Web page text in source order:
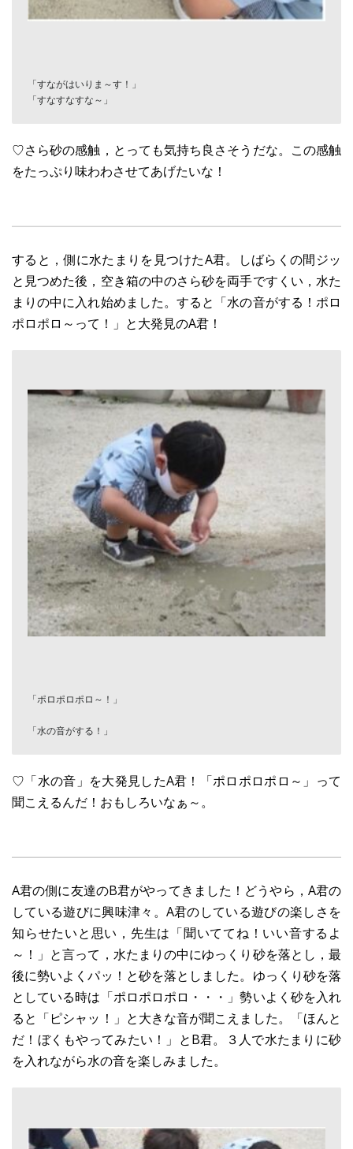
「すながはいりま～す！」
「すなすなすな～」
♡さら砂の感触，とっても気持ち良さそうだな。この感触
をたっぷり味わわさせてあげたいな！
すると，側に水たまりを見つけたA君。しばらくの間ジッ
と見つめた後，空き箱の中のさら砂を両手ですくい，水た
まりの中に入れ始めました。すると「水の音がする！ポロ
ポロポロ～って！」と大発見のA君！
「ポロポロポロ～！」
「水の音がする！」
♡「水の音」を大発見したA君！「ポロポロポロ～」って
聞こえるんだ！おもしろいなぁ～。
A君の側に友達のB君がやってきました！どうやら，A君の
している遊びに興味津々。A君のしている遊びの楽しさを
知らせたいと思い，先生は「聞いててね！いい音するよ
～！」と言って，水たまりの中にゆっくり砂を落とし，最
後に勢いよくパッ！と砂を落としました。ゆっくり砂を落
としている時は「ポロポロポロ・・・」勢いよく砂を入れ
ると「ピシャッ！」と大きな音が聞こえました。「ほんと
だ！ぼくもやってみたい！」とB君。３人で水たまりに砂
を入れながら水の音を楽しみました。